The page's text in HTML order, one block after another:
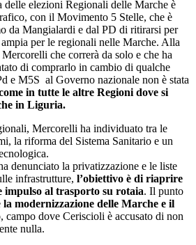
molto forte Mangialardi:la sua
e della politica regionale come
Tra i punti chiave del programma di
volontà di utilizzare i fondi del Mes e
ripartire le Marche grazie all’entità
i miliardi di euro dedicati alle Marche).
subito per dare respiro alle famiglie e alle
il potenziamento della sanità
presidi su tutto il territorio
proposta è di snellire le procedure
ai comuni colpiti dal terremoto,
Sulle infrastrutture, altro punto cruciale
Mangialardi propone il
come la Piceno-Fermana e la Fano-
di 30 anni.
Acquaroli, consulente finanziario e
di Cdx, si propone di ricostruire le